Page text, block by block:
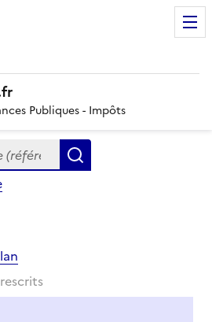
Publiques - Impôts
mots clés, partie du